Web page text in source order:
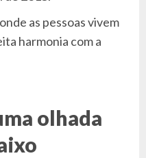
as pessoas vivem
harmonia com a
olhada